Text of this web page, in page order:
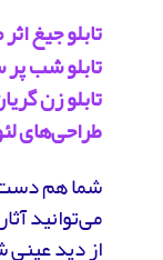
تابلو جیغ
تابلو شب
تابلو زن
طراحی‌های
شما هم دست
می‌توانید
از دید